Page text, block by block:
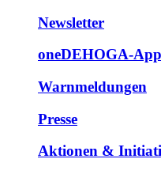
Newsletter
oneDEHOGA-App
Warnmeldungen
Presse
Aktionen &